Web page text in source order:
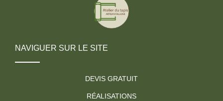
NAVIGUER SUR LE SITE
DEVIS GRATUIT
RÉALISATIONS